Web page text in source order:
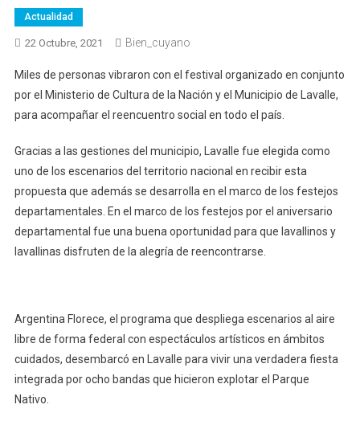
Actualidad
22 Octubre, 2021 Bien_cuyano
Miles de personas vibraron con el festival organizado en conjunto
por el Ministerio de Cultura de la Nación y el Municipio de Lavalle,
para acompañar el reencuentro social en todo el país.
Gracias a las gestiones del municipio, Lavalle fue elegida como
uno de los escenarios del territorio nacional en recibir esta
propuesta que además se desarrolla en el marco de los festejos
departamentales. En el marco de los festejos por el aniversario
departamental fue una buena oportunidad para que lavallinos y
lavallinas disfruten de la alegría de reencontrarse.
Argentina Florece, el programa que despliega escenarios al aire
libre de forma federal con espectáculos artísticos en ámbitos
cuidados, desembarcó en Lavalle para vivir una verdadera fiesta
integrada por ocho bandas que hicieron explotar el Parque
Nativo.